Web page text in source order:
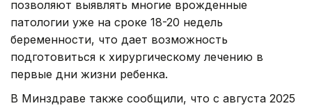
позволяют выявлять многие врожденные
патологии уже на сроке 18-20 недель
беременности, что дает возможность
подготовиться к хирургическому лечению в
первые дни жизни ребенка.
В Минздраве также сообщили, что с августа 2025